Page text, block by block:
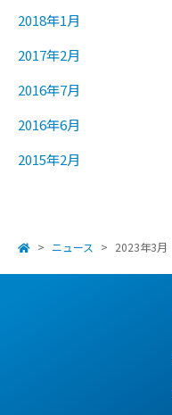
2018年1月
2017年2月
2016年7月
2016年6月
2015年2月
ニュース 2023年3月